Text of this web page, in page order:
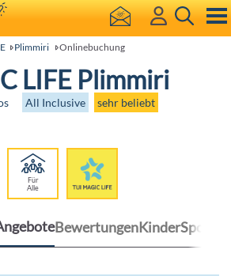
Plimmiri Onlinebuchung
LIFE Plimmiri
All Inclusive
sehr beliebt
Für
Alle
BewertungenKinderSport